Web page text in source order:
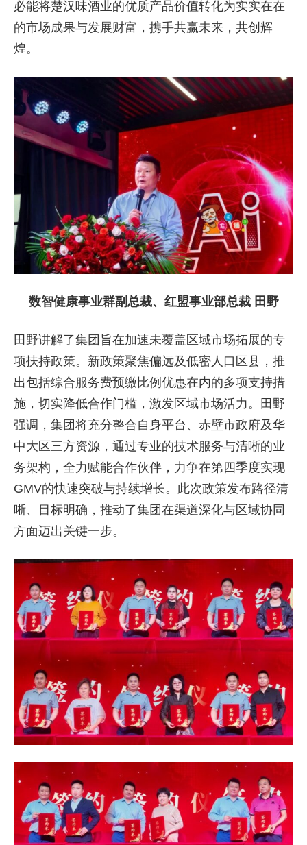
必能将楚汉味酒业的优质产品价值转化为实实在在
的市场成果与发展财富，携手共赢未来，共创辉
煌。
数智健康事业群副总裁、红盟事业部总裁 田野
田野讲解了集团旨在加速未覆盖区域市场拓展的专
项扶持政策。新政策聚焦偏远及低密人口区县，推
出包括综合服务费预缴比例优惠在内的多项支持措
施，切实降低合作门槛，激发区域市场活力。田野
强调，集团将充分整合自身平台、赤壁市政府及华
中大区三方资源，通过专业的技术服务与清晰的业
务架构，全力赋能合作伙伴，力争在第四季度实现
GMV的快速突破与持续增长。此次政策发布路径清
晰、目标明确，推动了集团在渠道深化与区域协同
方面迈出关键一步。